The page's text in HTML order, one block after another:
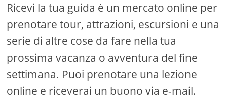
Ricevi la tua guida è un mercato online per
prenotare tour, attrazioni, escursioni e una
serie di altre cose da fare nella tua
prossima vacanza o avventura del fine
settimana. Puoi prenotare una lezione
online e riceverai un buono via e-mail.